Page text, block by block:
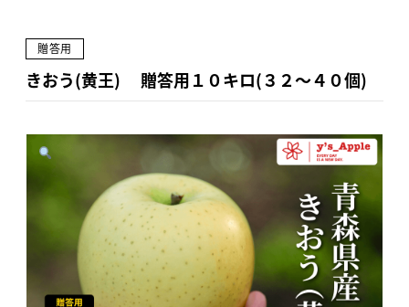
贈答用
きおう(黄王) 贈答用１０キロ(３２〜４０個)